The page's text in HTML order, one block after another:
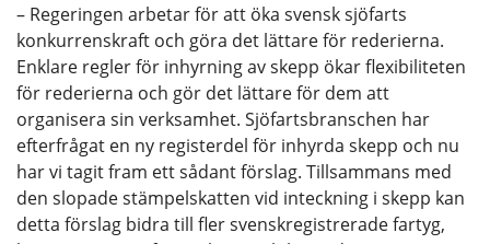
– Regeringen arbetar för att öka svensk sjöfarts
konkurrenskraft och göra det lättare för rederierna.
Enklare regler för inhyrning av skepp ökar flexibiliteten
för rederierna och gör det lättare för dem att
organisera sin verksamhet. Sjöfartsbranschen har
efterfrågat en ny registerdel för inhyrda skepp och nu
har vi tagit fram ett sådant förslag. Tillsammans med
den slopade stämpelskatten vid inteckning i skepp kan
detta förslag bidra till fler svenskregistrerade fartyg,